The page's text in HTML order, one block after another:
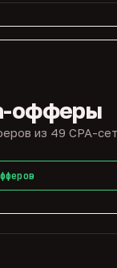
офферы
из 49 CPA-